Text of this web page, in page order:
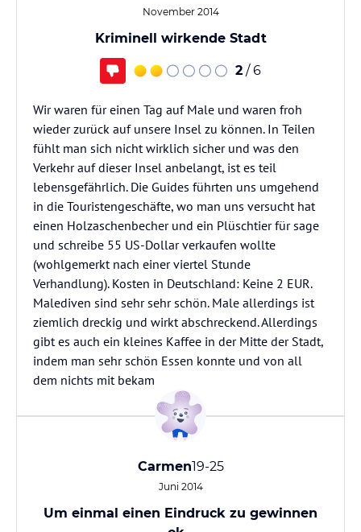
November 2014
Kriminell wirkende Stadt
2 / 6
Wir waren für einen Tag auf Male und waren froh
wieder zurück auf unsere Insel zu können. In Teilen
fühlt man sich nicht wirklich sicher und was den
Verkehr auf dieser Insel anbelangt, ist es teil
lebensgefährlich. Die Guides führten uns umgehend
in die Touristengeschäfte, wo man uns versucht hat
einen Holzaschenbecher und ein Plüschtier für sage
und schreibe 55 US-Dollar verkaufen wollte
(wohlgemerkt nach einer viertel Stunde
Verhandlung). Kosten in Deutschland: Keine 2 EUR.
Malediven sind sehr sehr schön. Male allerdings ist
ziemlich dreckig und wirkt abschreckend. Allerdings
gibt es auch ein kleines Kaffee in der Mitte der Stadt,
indem man sehr schön Essen konnte und von all
dem nichts mit bekam
Carmen19-25
Juni 2014
Um einmal einen Eindruck zu gewinnen